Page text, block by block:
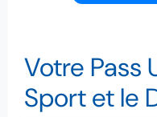
Votre Pass
Sport et le